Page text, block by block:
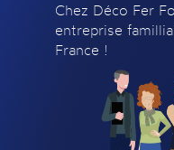
Chez Déco Fer
entreprise
France !